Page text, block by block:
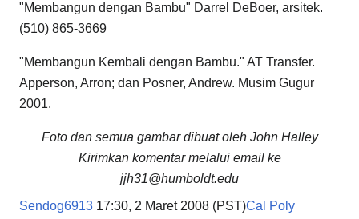
"Membangun dengan Bambu" Darrel DeBoer, arsitek.
(510) 865-3669
"Membangun Kembali dengan Bambu." AT Transfer.
Apperson, Arron; dan Posner, Andrew. Musim Gugur
2001.
Foto dan semua gambar dibuat oleh John Halley
Kirimkan komentar melalui email ke
jjh31@humboldt.edu
Sendog6913 17:30, 2 Maret 2008 (PST)Cal Poly